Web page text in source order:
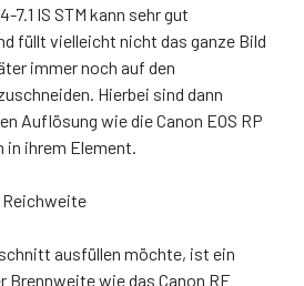
7.1 IS STM kann sehr gut
füllt vielleicht nicht das ganze Bild
immer noch auf den
Hierbei sind dann
Auflösung wie die Canon EOS RP
in ihrem Element.
Reichweite
ausfüllen möchte, ist ein
Brennweite wie das Canon RF